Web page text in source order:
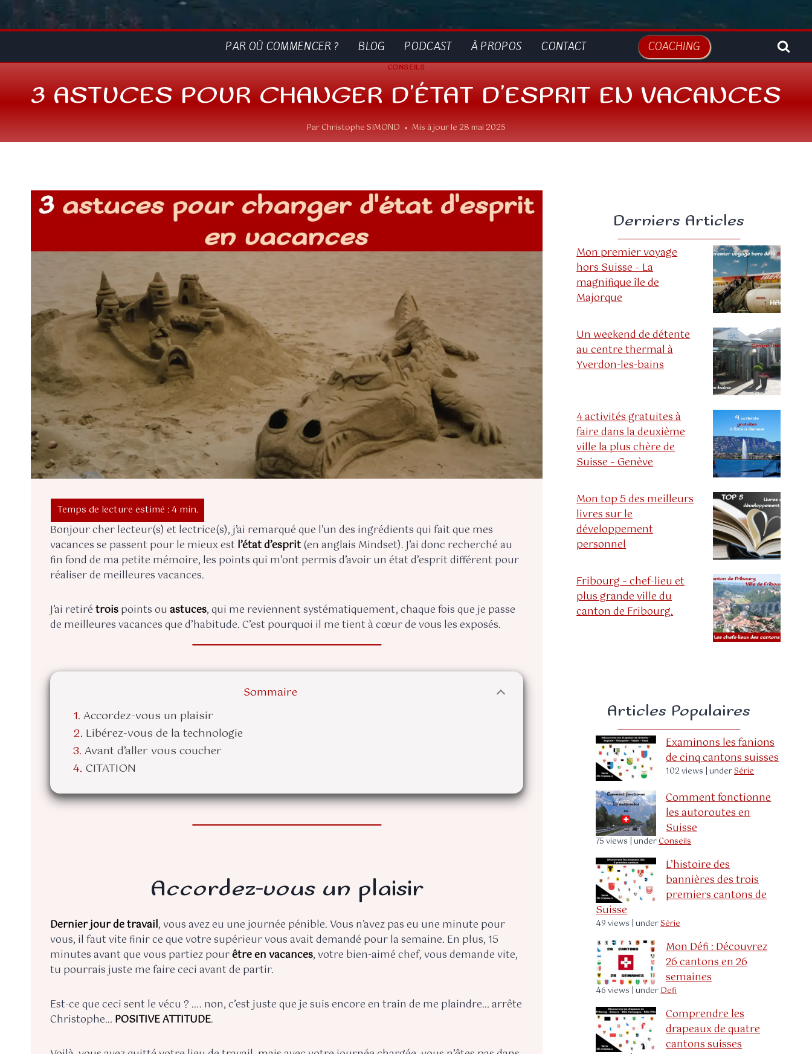
PAR OÙ COMMENCER ? BLOG PODCAST À PROPOS CONTACT COACHING
CONSEILS
3 ASTUCES POUR CHANGER D’ÉTAT D’ESPRIT EN VACANCES
ParChristophe SIMOND Mis à jour le28 mai 2025
Bonjour cher lecteur(s) et lectrice(s), j’ai remarqué que l’un des ingrédients qui fait que mes
vacances se passent pour le mieux est l’état d’esprit(en anglais Mindset). J’ai donc recherché au
fin fond de ma petite mémoire, les points qui m’ont permis d’avoir un état d’esprit différent pour
réaliser de meilleures vacances.
J’ai retirétroispoints ou astuces, qui me reviennent systématiquement, chaque fois que je passe
de meilleures vacances que d’habitude. C’est pourquoi il me tient à cœur de vous les exposés.
Sommaire
Accordez-vous un plaisir
Libérez-vous de la technologie
Avant d’aller vous coucher
CITATION
Accordez-vous un plaisir
Dernier jour de travail, vous avez eu une journée pénible. Vous n’avez pas eu une minute pour
vous, il faut vite finir ce que votre supérieur vous avait demandé pour la semaine. En plus, 15
minutes avant que vous partiez pourêtre en vacances, votre bien-aimé chef, vous demande vite,
tu pourrais juste me faire ceci avant de partir.
Est-ce que ceci sent le vécu ? …. non, c’est juste que je suis encore en train de me plaindre… arrête
Christophe… POSITIVE ATTITUDE.
Derniers Articles
Mon premier voyage
hors Suisse – La
magnifique île de
Majorque
Un weekend de détente
au centre thermal à
Yverdon-les-bains
4 activités gratuites à
faire dans la deuxième
ville la plus chère de
Suisse – Genève
Mon top 5 des meilleurs
livres sur le
développement
personnel
Fribourg – chef-lieu et
plus grande ville du
canton de Fribourg.
Articles Populaires
Examinons les fanions
de cinq cantons suisses
102 views |underSérie
Comment fonctionne
les autoroutes en
Suisse
75 views |underConseils
L’histoire des
bannières des trois
premiers cantons de
Suisse
49 views |underSérie
Mon Défi : Découvrez
26 cantons en 26
semaines
46 views |underDefi
Comprendre les
drapeaux de quatre
cantons suisses